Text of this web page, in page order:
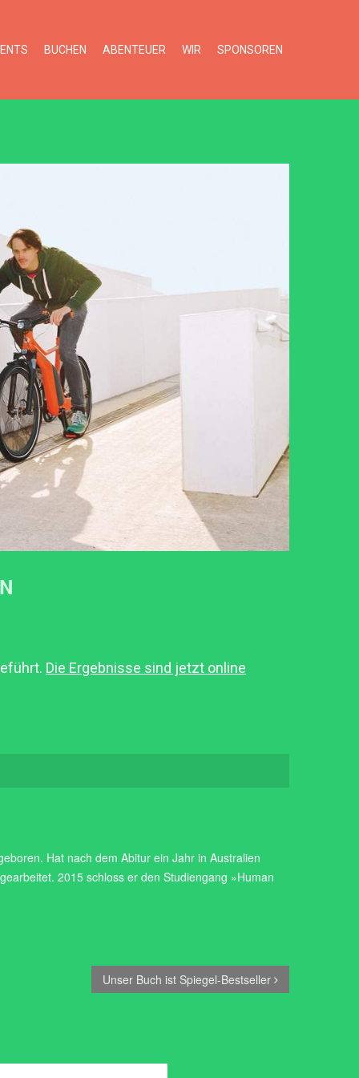
BUCHEN ABENTEUER WIR SPONSOREN
Die Ergebnisse sind jetzt online
Hat nach dem Abitur ein Jahr in Australien
2015 schloss er den Studiengang »Human
Unser Buch ist Spiegel-Bestseller